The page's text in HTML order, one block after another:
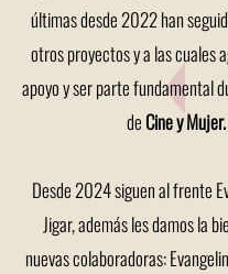
últimas desde 2022 han
otros proyectos y a las cuales
apoyo y ser parte fundamental
de Cine y Mujer.
Desde 2024 siguen al frente
Jigar, además les damos la
nuevas colaboradoras: